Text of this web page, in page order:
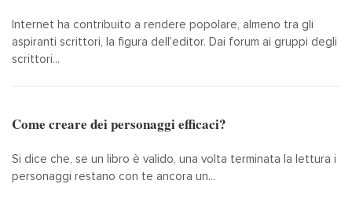
Internet ha contribuito a rendere popolare, almeno tra gli
aspiranti scrittori, la figura dell’editor. Dai forum ai gruppi degli
scrittori...
Come creare dei personaggi efficaci?
Si dice che, se un libro è valido, una volta terminata la lettura i
personaggi restano con te ancora un...